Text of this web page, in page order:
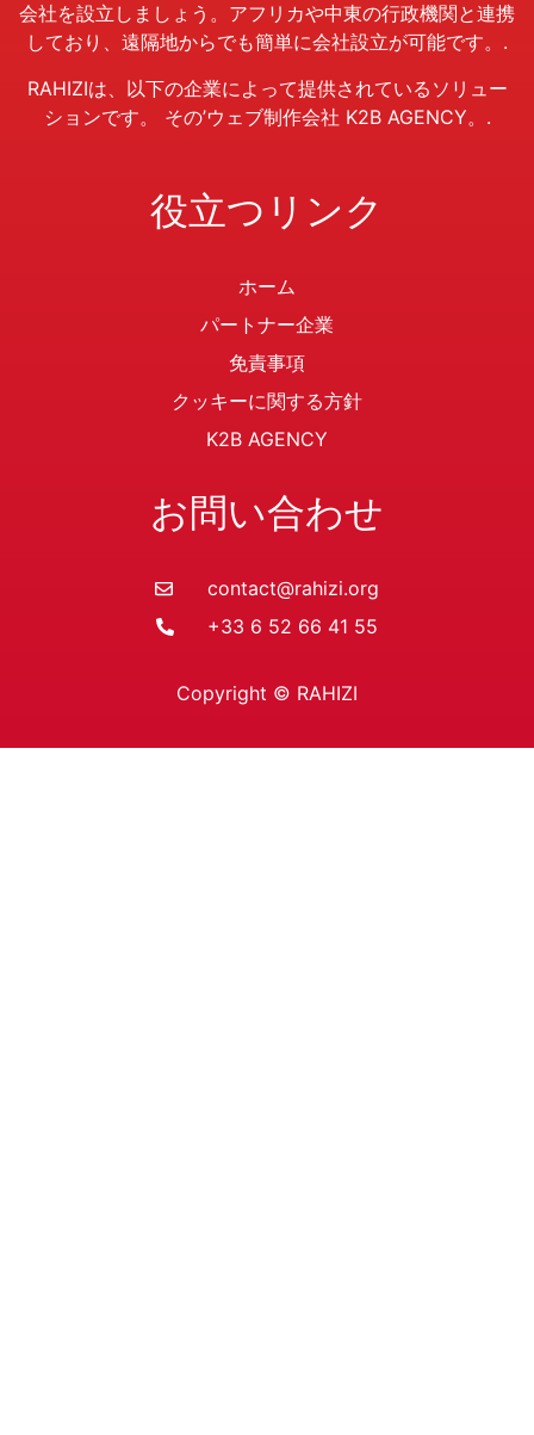
会社を設立しましょう。アフリカや中東の行政機関と連携
しており、遠隔地からでも簡単に会社設立が可能です。.
RAHIZIは、以下の企業によって提供されているソリュー
ションです。 その’ウェブ制作会社 K2B AGENCY。.
役立つリンク
ホーム
パートナー企業
免責事項
クッキーに関する方針
K2B AGENCY
お問い合わせ
contact@rahizi.org
+33 6 52 66 41 55
Copyright © RAHIZI